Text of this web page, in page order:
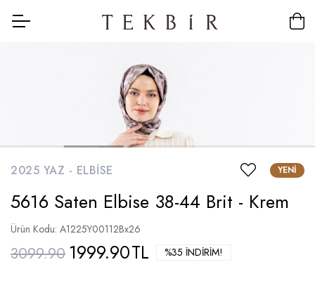
2025 YAZ - ELBISE YENI
5616 Saten Elbise 38-44 Brit - Krem
Ürün Kodu: A1225Y00112Bx26
3099.90 1999.90TL %35 İNDIRIM!